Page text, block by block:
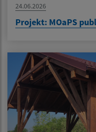
24.06.2026
Projekt: MOaPS